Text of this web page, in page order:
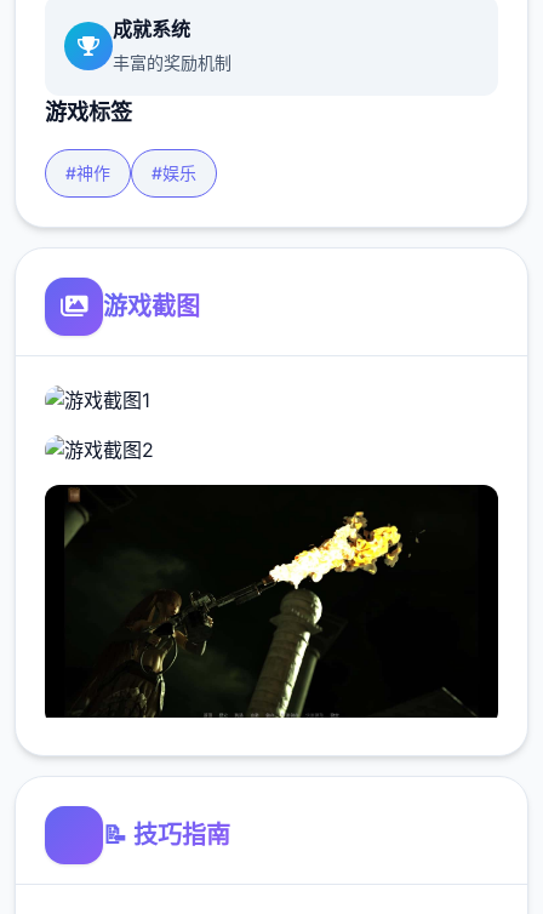
成就系统
丰富的奖励机制
游戏标签
#神作 #娱乐
游戏截图
📝 技巧指南